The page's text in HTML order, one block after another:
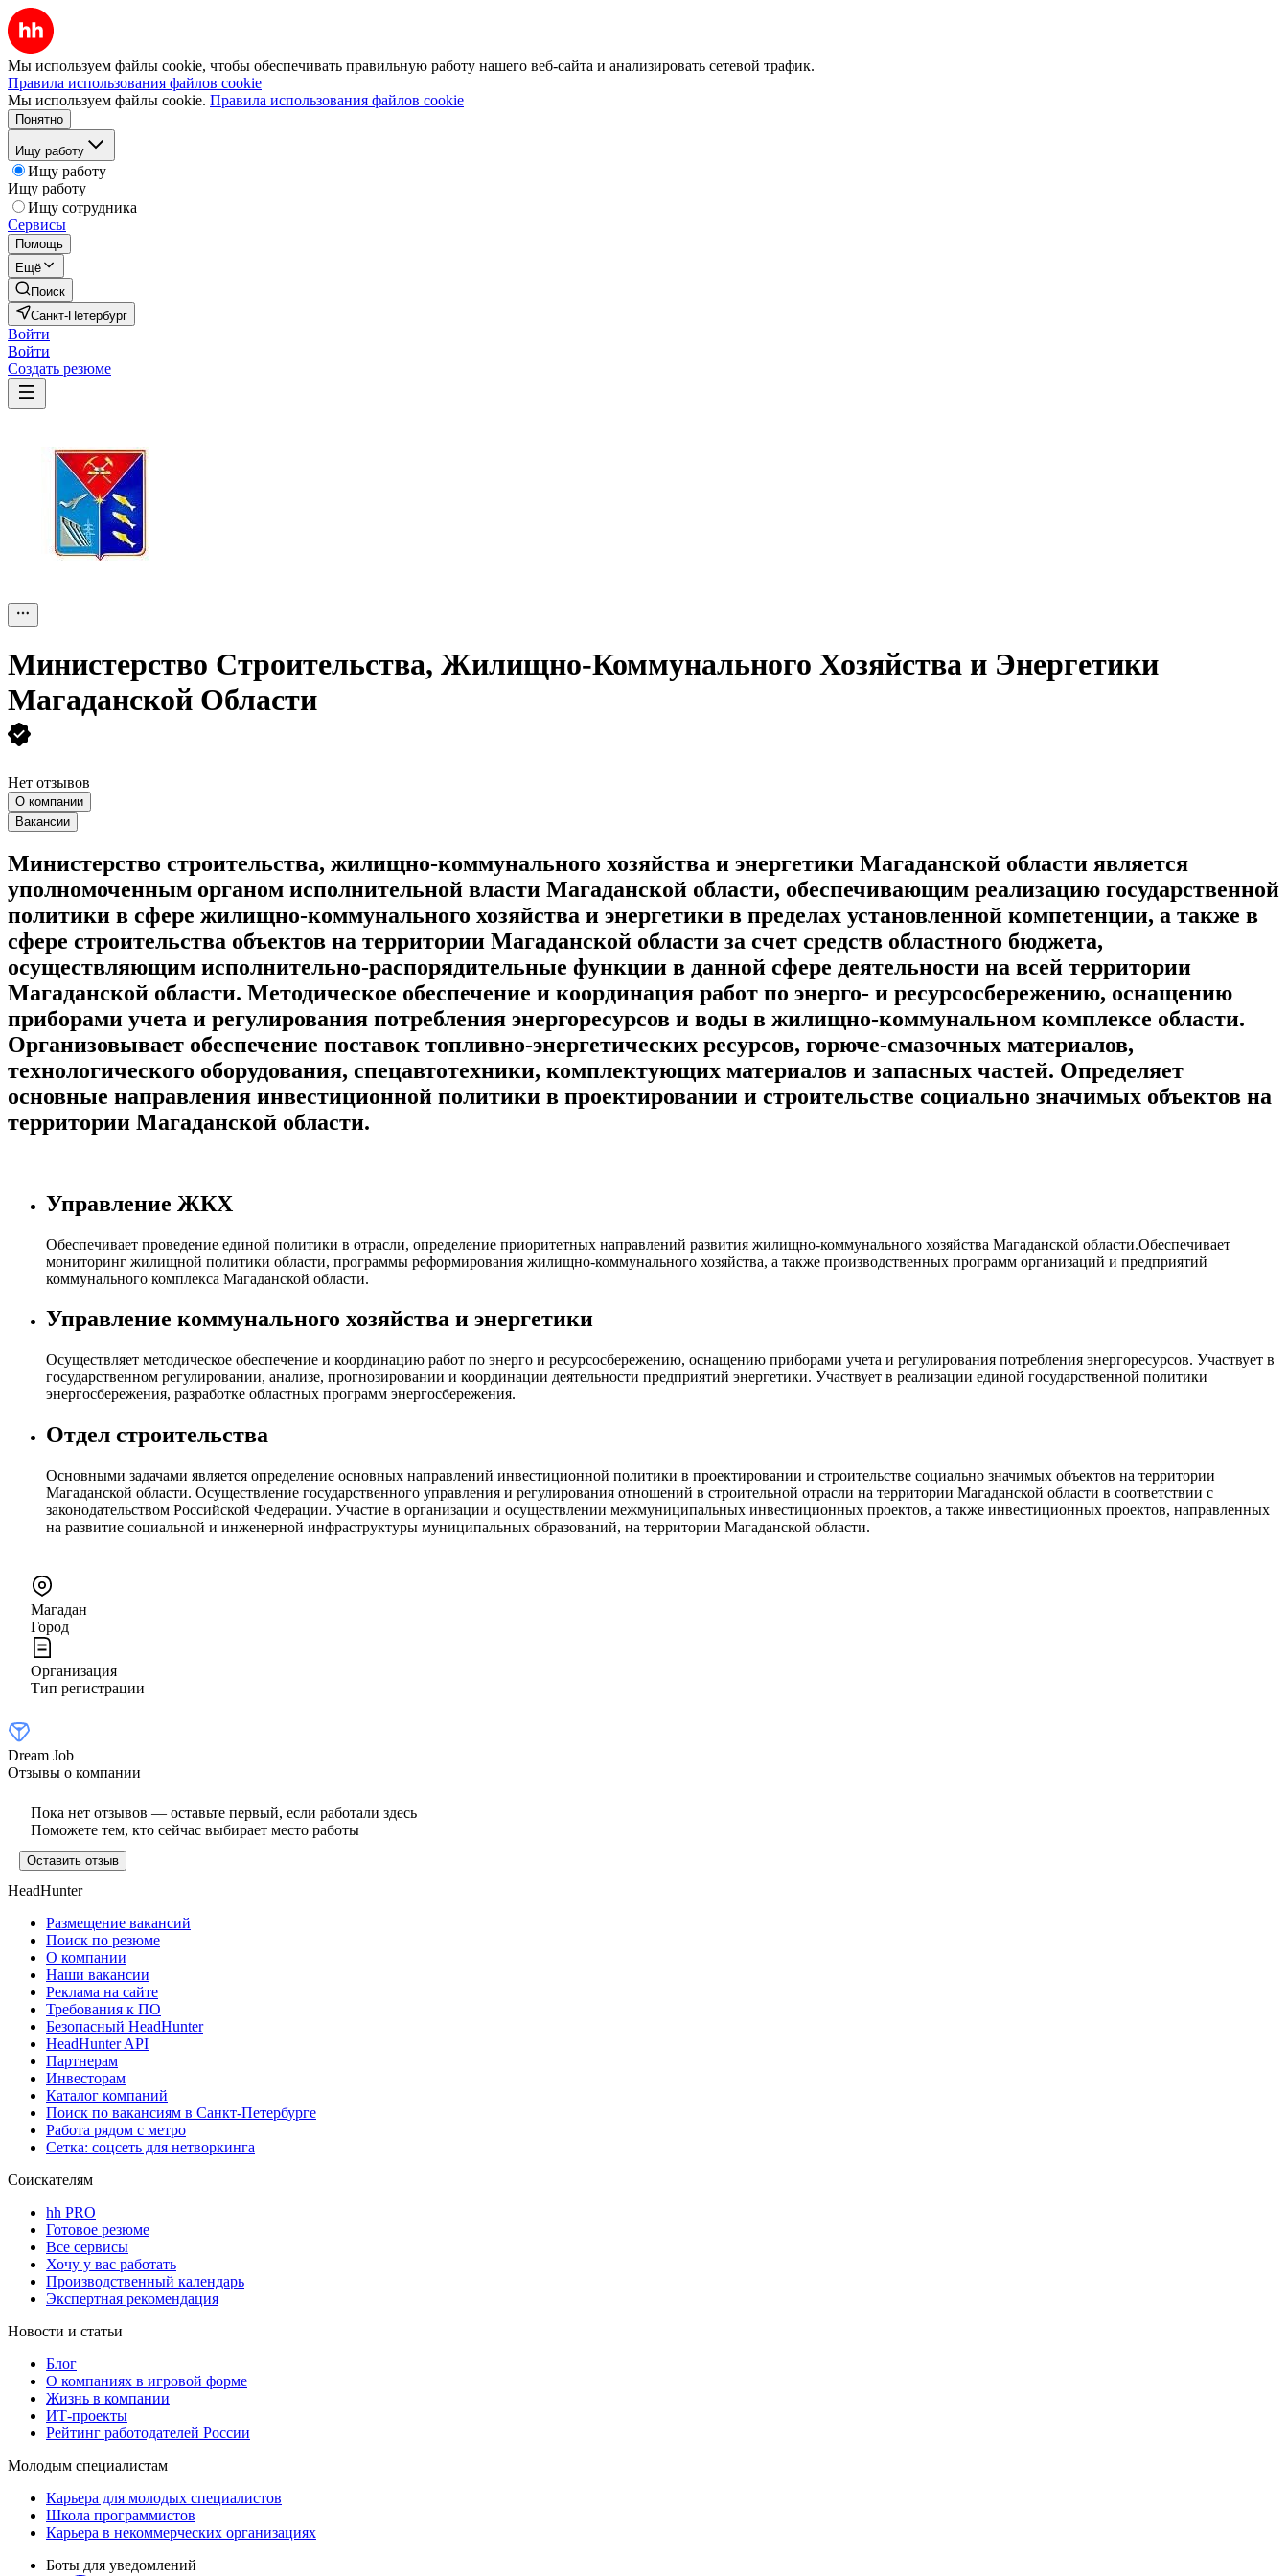
Мы используем файлы cookie, чтобы обеспечивать правильную работу нашего веб-сайта и анализировать сетевой трафик.
Правила использования файлов cookie
Мы используем файлы cookie. Правила использования файлов cookie
Понятно
Ищу работу
Ищу работу
Ищу работу
Ищу сотрудника
Сервисы
Помощь
Ещё
Поиск
Санкт-Петербург
Войти
Войти
Создать резюме
Министерство Строительства, Жилищно-Коммунального Хозяйства и Энергетики
Магаданской Области
Нет отзывов
О компании
Вакансии
Министерство строительства, жилищно-коммунального хозяйства и энергетики Магаданской области является
уполномоченным органом исполнительной власти Магаданской области, обеспечивающим реализацию государственной
политики в сфере жилищно-коммунального хозяйства и энергетики в пределах установленной компетенции, а также в
сфере строительства объектов на территории Магаданской области за счет средств областного бюджета,
осуществляющим исполнительно-распорядительные функции в данной сфере деятельности на всей территории
Магаданской области. Методическое обеспечение и координация работ по энерго- и ресурсосбережению, оснащению
приборами учета и регулирования потребления энергоресурсов и воды в жилищно-коммунальном комплексе области.
Организовывает обеспечение поставок топливно-энергетических ресурсов, горюче-смазочных материалов,
технологического оборудования, спецавтотехники, комплектующих материалов и запасных частей. Определяет
основные направления инвестиционной политики в проектировании и строительстве социально значимых объектов на
территории Магаданской области.
Управление ЖКХ
Обеспечивает проведение единой политики в отрасли, определение приоритетных направлений развития жилищно-коммунального хозяйства Магаданской области.Обеспечивает
мониторинг жилищной политики области, программы реформирования жилищно-коммунального хозяйства, а также производственных программ организаций и предприятий
коммунального комплекса Магаданской области.
Управление коммунального хозяйства и энергетики
Осуществляет методическое обеспечение и координацию работ по энерго и ресурсосбережению, оснащению приборами учета и регулирования потребления энергоресурсов. Участвует в
государственном регулировании, анализе, прогнозировании и координации деятельности предприятий энергетики. Участвует в реализации единой государственной политики
энергосбережения, разработке областных программ энергосбережения.
Отдел строительства
Основными задачами является определение основных направлений инвестиционной политики в проектировании и строительстве социально значимых объектов на территории
Магаданской области. Осуществление государственного управления и регулирования отношений в строительной отрасли на территории Магаданской области в соответствии с
законодательством Российской Федерации. Участие в организации и осуществлении межмуниципальных инвестиционных проектов, а также инвестиционных проектов, направленных
на развитие социальной и инженерной инфраструктуры муниципальных образований, на территории Магаданской области.
Магадан
Город
Организация
Тип регистрации
Dream Job
Отзывы о компании
Пока нет отзывов — оставьте первый, если работали здесь
Поможете тем, кто сейчас выбирает место работы
Оставить отзыв
HeadHunter
Размещение вакансий
Поиск по резюме
О компании
Наши вакансии
Реклама на сайте
Требования к ПО
Безопасный HeadHunter
HeadHunter API
Партнерам
Инвесторам
Каталог компаний
Поиск по вакансиям в Санкт-Петербурге
Работа рядом с метро
Сетка: соцсеть для нетворкинга
Соискателям
hh PRO
Готовое резюме
Все сервисы
Хочу у вас работать
Производственный календарь
Экспертная рекомендация
Новости и статьи
Блог
О компаниях в игровой форме
Жизнь в компании
ИТ-проекты
Рейтинг работодателей России
Молодым специалистам
Карьера для молодых специалистов
Школа программистов
Карьера в некоммерческих организациях
Боты для уведомлений